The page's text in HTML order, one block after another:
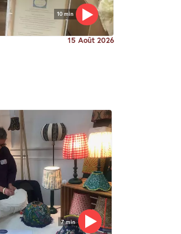
10 min
15 Août 2026
7 min